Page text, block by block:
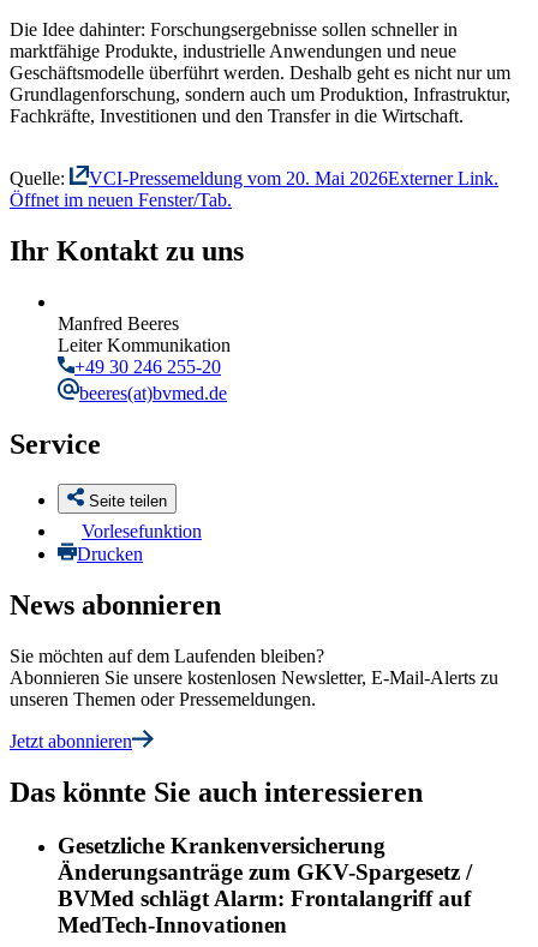
Die Idee dahinter: Forschungsergebnisse sollen schneller in
marktfähige Produkte, industrielle Anwendungen und neue
Geschäftsmodelle überführt werden. Deshalb geht es nicht nur um
Grundlagenforschung, sondern auch um Produktion, Infrastruktur,
Fachkräfte, Investitionen und den Transfer in die Wirtschaft.
Quelle: VCI-Pressemeldung vom 20. Mai 2026Externer Link.
Öffnet im neuen Fenster/Tab.
Ihr Kontakt zu uns
Manfred Beeres
Leiter Kommunikation
+49 30 246 255-20
beeres(at)bvmed.de
Service
Seite teilen
Vorlesefunktion
Drucken
News abonnieren
Sie möchten auf dem Laufenden bleiben?
Abonnieren Sie unsere kostenlosen Newsletter, E-Mail-Alerts zu
unseren Themen oder Pressemeldungen.
Jetzt abonnieren
Das könnte Sie auch interessieren
Gesetzliche Krankenversicherung
Änderungsanträge zum GKV-Spargesetz /
BVMed schlägt Alarm: Frontalangriff auf
MedTech-Innovationen